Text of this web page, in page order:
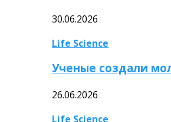
30.06.2026
Life Science
Ученые создали
26.06.2026
Life Science